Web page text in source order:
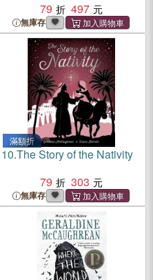
79
497
無庫存
滿額折
10.The Story of the Nativity
79
303
無庫存